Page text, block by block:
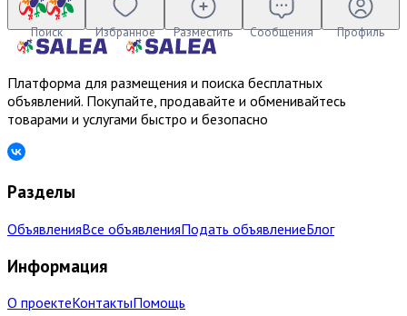
Поиск Избранное Разместить Сообщения Профиль
Платформа для размещения и поиска бесплатных
объявлений. Покупайте, продавайте и обменивайтесь
товарами и услугами быстро и безопасно
Разделы
ОбъявленияВсе объявленияПодать объявлениеБлог
Информация
О проектеКонтактыПомощь